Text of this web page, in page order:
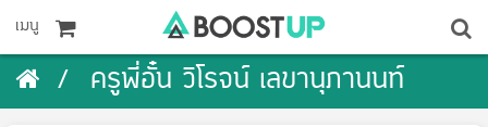
เมนู
ครูพี่อั๋น วิโรจน์ เลขานุภานนท์